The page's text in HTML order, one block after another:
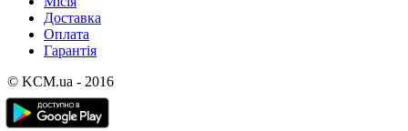
Доставка
Оплата
Гарантія
© KCM.ua - 2016